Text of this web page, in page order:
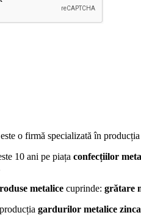
este o firmă specializată în
10 ani pe piața confecțiilor
metalice cuprinde: grătare
gardurilor metalice